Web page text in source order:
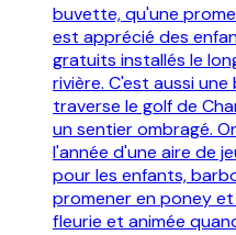
buvette, qu'une
est apprécié des
gratuits installés le
rivière. C'est aussi
traverse le golf de
un sentier ombragé.
l'année d'une aire de
pour les enfants,
promener en poney
fleurie et animée